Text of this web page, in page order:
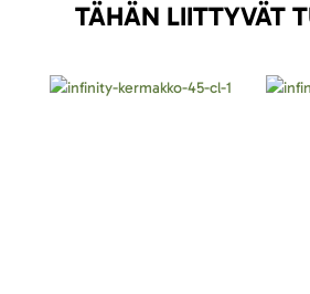
TÄHÄN LIITTYVÄT